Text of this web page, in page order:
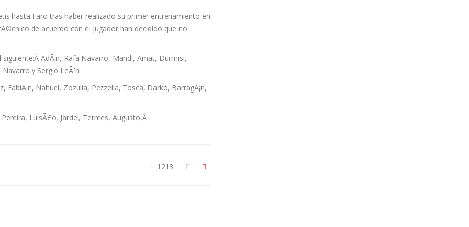
hasta Faro tras haber realizado su primer entrenamiento en
de acuerdo con el jugador han decidido que no
AdÃ¡n, Rafa Navarro, Mandi, Amat, Durmisi,
y Sergio LeÃ³n.
FabiÃ¡n, Nahuel, Zozulia, Pezzella, Tosca, Darko, BarragÃ¡n,
LuisÃ£o, Jardel, Termes, Augusto,Â
1213